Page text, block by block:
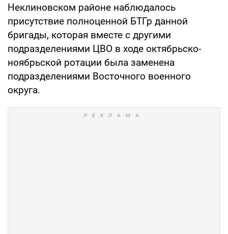
Неклиновском районе наблюдалось
присутствие полноценной БТГр данной
бригады, которая вместе с другими
подразделениями ЦВО в ходе октябрьско-
ноябрьской ротации была заменена
подразделениями Восточного военного
округа.